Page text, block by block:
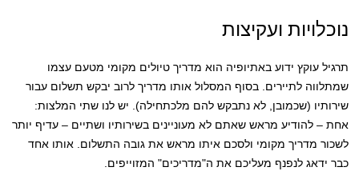
נוכלויות ועקיצות
תרגיל עוקץ ידוע באתיופיה הוא מדריך טיולים מקומי מטעם עצמו
שמתלווה לתיירים. בסוף המסלול אותו מדריך לרוב יבקש תשלום עבור
שירותיו (שכמובן, לא נתבקש להם מלכתחילה). יש לנו שתי המלצות:
אחת – להודיע מראש שאתם לא מעוניינים בשירותיו ושתיים – עדיף יותר
לשכור מדריך מקומי ולסכם איתו מראש את גובה התשלום. אותו אחד
כבר ידאג לנפנף מעליכם את ה"מדריכים" המזוייפים.